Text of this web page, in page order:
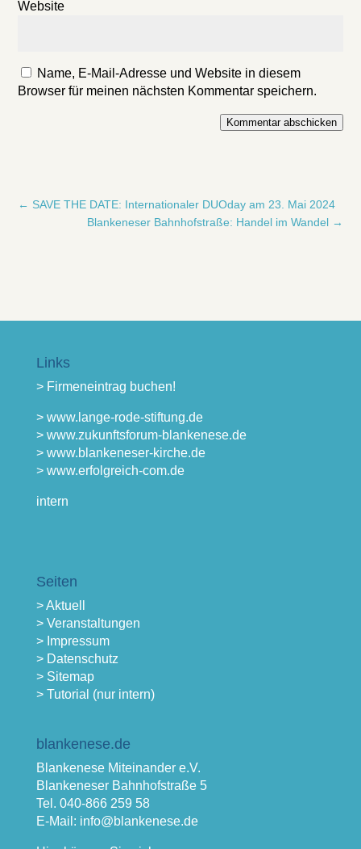
Website
Name, E-Mail-Adresse und Website in diesem
Browser für meinen nächsten Kommentar speichern.
Kommentar abschicken
← SAVE THE DATE: Internationaler DUOday am 23. Mai 2024
Blankeneser Bahnhofstraße: Handel im Wandel→
Links
> Firmeneintrag buchen!
> www.lange-rode-stiftung.de
> www.zukunftsforum-blankenese.de
> www.blankeneser-kirche.de
> www.erfolgreich-com.de
intern
Seiten
> Aktuell
> Veranstaltungen
> Impressum
> Datenschutz
> Sitemap
> Tutorial (nur intern)
blankenese.de
Blankenese Miteinander e.V.
Blankeneser Bahnhofstraße 5
Tel. 040-866 259 58
E-Mail: info@blankenese.de